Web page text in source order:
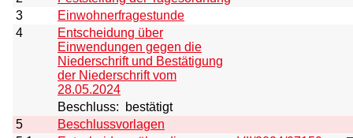
3
Einwohnerfragestunde
4
Entscheidung über
Einwendungen gegen die
Niederschrift und Bestätigung
der Niederschrift vom
28.05.2024
Beschluss:
bestätigt
5
Beschlussvorlagen